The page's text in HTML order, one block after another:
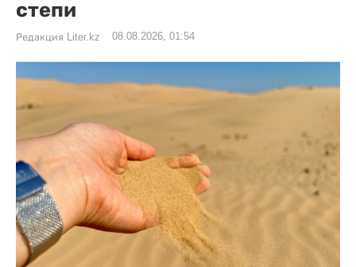
степи
Редакция Liter.kz 08.08.2026, 01:54